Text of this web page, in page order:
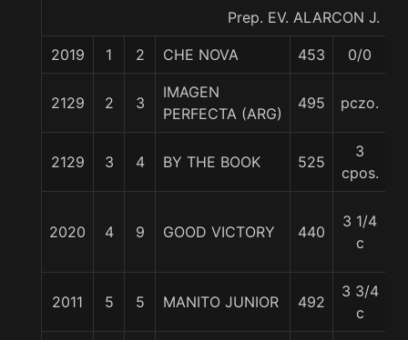
Prep. EV. ALARCON J.
2019 1 2 CHE NOVA 453 0/0
2129 2 3
IMAGEN
PERFECTA (ARG)
495 pczo.
2129 3 4 BY THE BOOK 525
3
cpos.
2020 4 9 GOOD VICTORY 440
3 1/4
c
2011 5 5 MANITO JUNIOR 492
3 3/4
c